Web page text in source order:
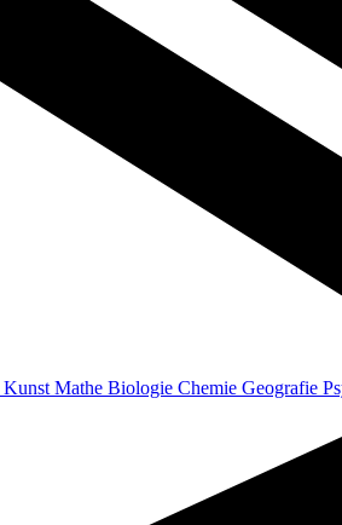
Kunst Mathe Biologie Chemie Geografie